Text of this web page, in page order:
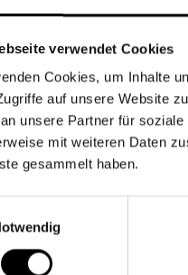
verwendet Cookies
Cookies, um Inhalte
auf unsere Website
unsere Partner für
mit weiteren Daten
gesammelt haben.
Konditionen